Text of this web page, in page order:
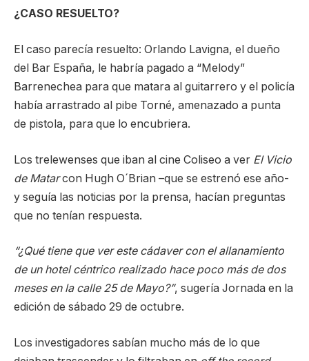
¿CASO RESUELTO?
El caso parecía resuelto: Orlando Lavigna, el dueño
del Bar España, le habría pagado a “Melody”
Barrenechea para que matara al guitarrero y el policía
había arrastrado al pibe Torné, amenazado a punta
de pistola, para que lo encubriera.
Los trelewenses que iban al cine Coliseo a ver El Vicio
de Matarcon Hugh O´Brian –que se estrenó ese año-
y seguía las noticias por la prensa, hacían preguntas
que no tenían respuesta.
“¿Qué tiene que ver este cádaver con el allanamiento
de un hotel céntrico realizado hace poco más de dos
meses en la calle 25 de Mayo?”, sugería Jornada en la
edición de sábado 29 de octubre.
Los investigadores sabían mucho más de lo que